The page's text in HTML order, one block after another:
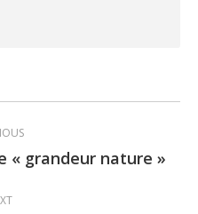
« grandeur nature »